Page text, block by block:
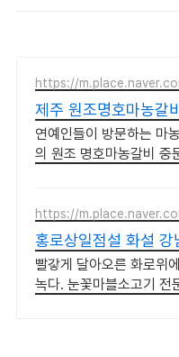
https://
제주 원조명호마농갈
연예인들이 방문하는 마
의 원조 명호마농갈비 중
https://
홍로상일점설 화설 강
빨갛게 달아오른 화로위
녹다. 눈꽃마블소고기 전